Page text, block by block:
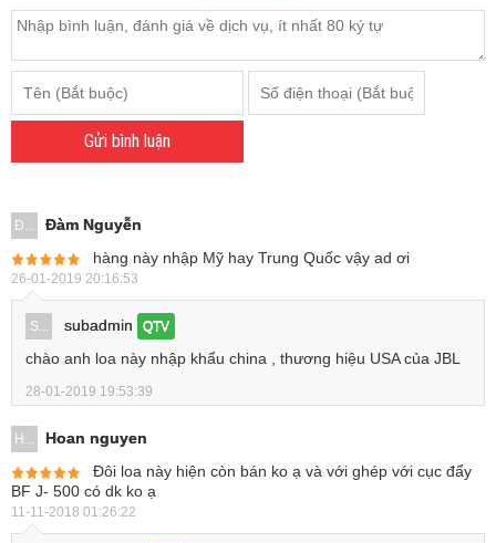
Gửi bình luận
Đ...
Đàm Nguyễn
hàng này nhập Mỹ hay Trung Quốc vậy ad ơi
26-01-2019 20:16:53
S... subadmin QTV
chào anh loa này nhập khẩu china , thương hiệu USA của JBL
28-01-2019 19:53:39
H...
Hoan nguyen
Đôi loa này hiện còn bán ko ạ và với ghép với cục đẩy
BF J- 500 có dk ko ạ
11-11-2018 01:26:22